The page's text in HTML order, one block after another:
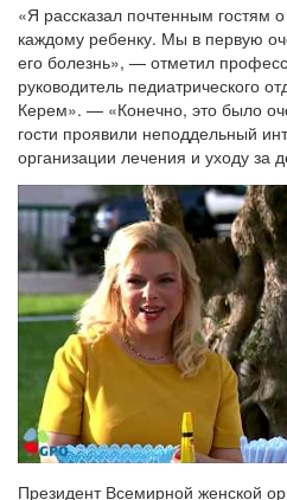
«Я рассказал почтенным гостям
каждому ребенку. Мы в первую
его болезнь», — отметил
руководитель педиатрического
Керем». — «Конечно, это было
гости проявили неподдельный
организации лечения и уходу за
Президент Всемирной женской